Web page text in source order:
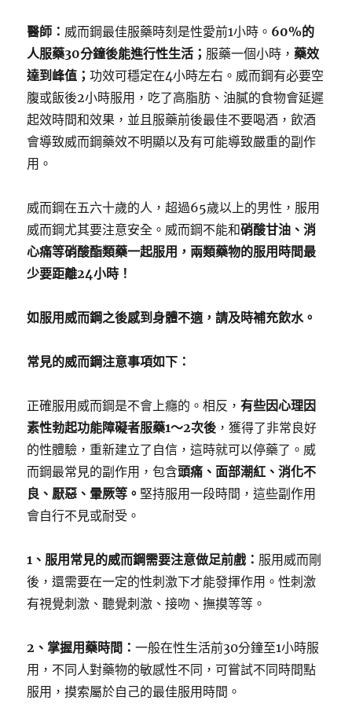
醫師： 威而鋼最佳服藥時刻是性愛前1小時。 60%的
人服藥30分鐘後能進行性生活； 服藥一個小時， 藥效
達到峰值；功效可穩定在4小時左右。威而鋼有必要空
腹或飯後2小時服用，吃了高脂肪、油膩的食物會延遲
起效時間和效果，並且服藥前後最佳不要喝酒，飲酒
會導致威而鋼藥效不明顯以及有可能導致嚴重的副作
用。
威而鋼在五六十歲的人，超過65歲以上的男性，服用
威而鋼尤其要注意安全。威而鋼不能和硝酸甘油、消
心痛等硝酸酯類藥一起服用，兩類藥物的服用時間最
少要距離24小時！
如服用威而鋼之後感到身體不適，請及時補充飲水。
常見的威而鋼注意事項如下：
正確服用威而鋼是不會上癮的。相反，有些因心理因
素性勃起功能障礙者服藥1～2次後 ，獲得了非常良好
的性體驗，重新建立了自信，這時就可以停藥了。威
而鋼最常見的副作用，包含頭痛、面部潮紅、消化不
良、厭惡、暈厥等。 堅持服用一段時間，這些副作用
會自行不見或耐受。
1、服用常見的威而鋼需要注意做足前戲： 服用威而剛
後，還需要在一定的性刺激下才能發揮作用。性刺激
有視覺刺激、聽覺刺激、接吻、撫摸等等。
2、掌握用藥時間：一般在性生活前30分鐘至1小時服
用，不同人對藥物的敏感性不同，可嘗試不同時間點
服用，摸索屬於自己的最佳服用時間。